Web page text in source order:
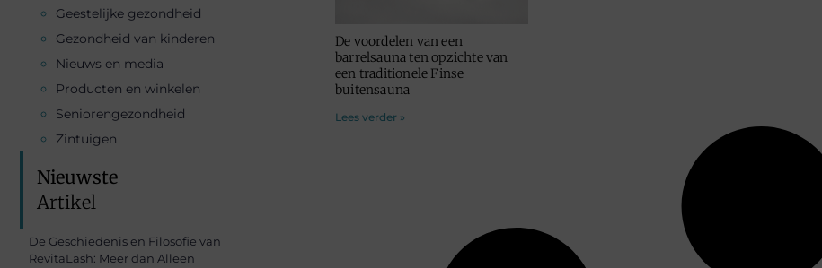
Geestelijke gezondheid
Gezondheid van kinderen
Nieuws en media
Producten en winkelen
Seniorengezondheid
Zintuigen
Nieuwste
Artikel
De Geschiedenis en Filosofie van
RevitaLash: Meer dan Alleen
De voordelen van een
barrelsauna ten opzichte van
een traditionele Finse
buitensauna
Lees verder »